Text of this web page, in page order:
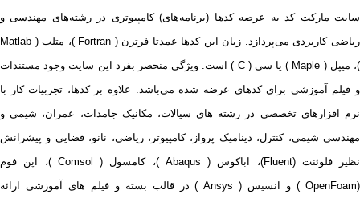
سایت مارکت کد به عرضه کدها (برنامه‌های) کامپیوتری در رشته‌های مهندسی و
ریاضی کاربردی می‌پردازد. زبان این کدها عمدتا فرترن ( Fortran )، متلب ( Matlab
)، میپل ( Maple ) یا سی ( C ) است. ویژگی منحصر بفرد این سایت وجود مستندات
و فیلم آموزشی برای کدهای عرضه شده می‌باشد. علاوه بر کدها، تجربیات کار با
نرم افزارهای تخصصی در رشته های سیالات، مکانیک جامدات، عمران، شیمی و
مهندسی شیمی، کنترل، دینامیک پرواز، کامپیوتر، ریاضی، نانو، فضایی و پیشرانش
نظیر فلوئنت (Fluent)، اباکوس ( Abaqus )، کامسول ( Comsol )، اپن فوم
(OpenFoam ) و انسیس ( Ansys ) در قالب بسته‌ و فیلم های آموزشی ارائه